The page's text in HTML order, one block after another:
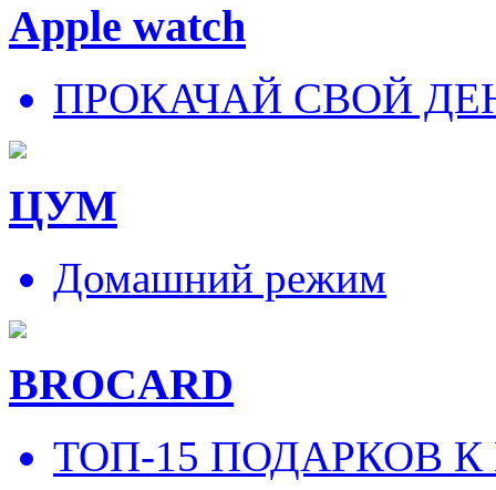
Apple watch
ПРОКАЧАЙ СВОЙ
ЦУМ
Домашний режим
BROCARD
ТОП-15 ПОДАРКОВ